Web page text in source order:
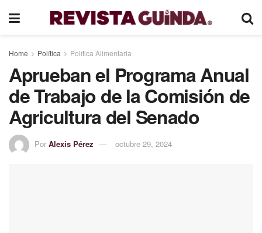
Home Política Política Alimentaria
Aprueban el Programa Anual
de Trabajo de la Comisión de
Agricultura del Senado
Por Alexis Pérez octubre 29, 2024